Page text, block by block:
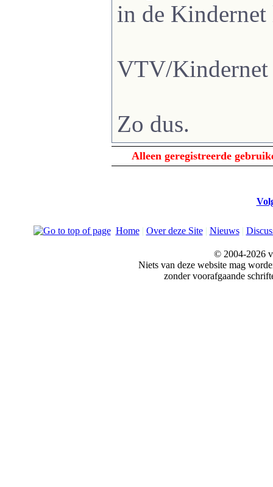
in de
VTV/Kindernet
Zo dus.
Alleen geregistreerde
Home| Over deze Site| Nieuws|
© 2004-2026
Niets van deze website mag
zonder voorafgaande